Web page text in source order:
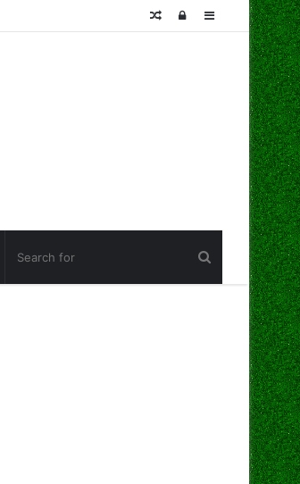
Sidebar
Log
Random